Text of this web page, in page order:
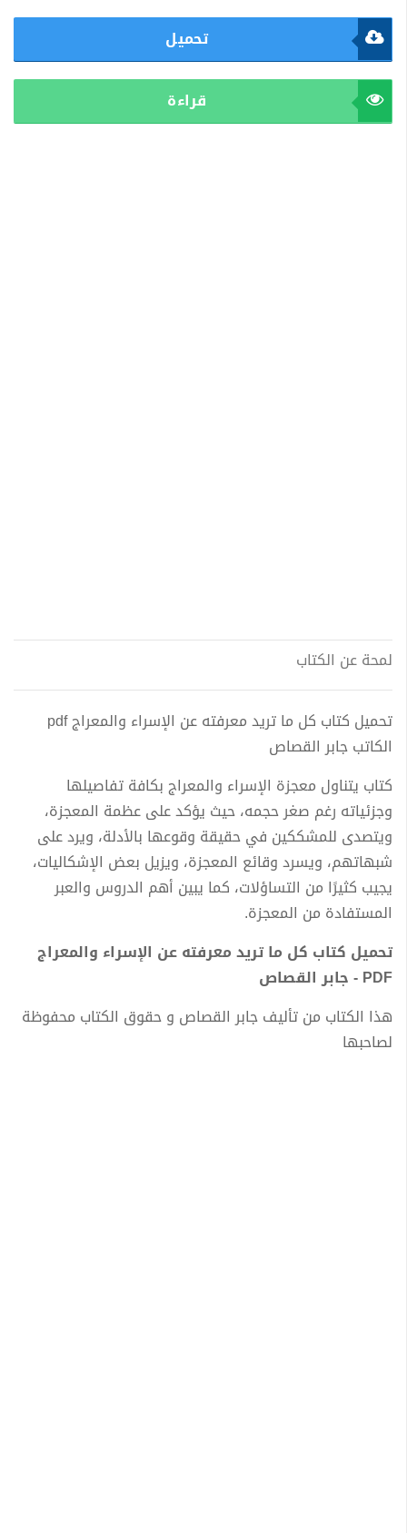
تحميل
قراءة
لمحة عن الكتاب
تحميل كتاب كل ما تريد معرفته عن الإسراء والمعراج pdf
الكاتب جابر القصاص
كتاب يتناول معجزة الإسراء والمعراج بكافة تفاصيلها
وجزئياته رغم صغر حجمه، حيث يؤكد على عظمة المعجزة،
ويتصدى للمشككين في حقيقة وقوعها بالأدلة، ويرد على
شبهاتهم، ويسرد وقائع المعجزة، ويزيل بعض الإشكاليات،
يجيب كثيرًا من التساؤلات، كما يبين أهم الدروس والعبر
المستفادة من المعجزة.
تحميل كتاب كل ما تريد معرفته عن الإسراء والمعراج
PDF - جابر القصاص
هذا الكتاب من تأليف جابر القصاص و حقوق الكتاب محفوظة
لصاحبها